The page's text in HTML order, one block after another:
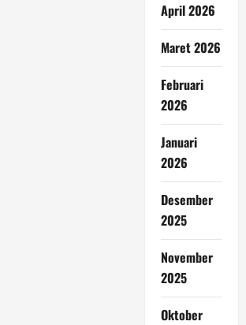
April 2026
Maret 2026
Februari
2026
Januari
2026
Desember
2025
November
2025
Oktober